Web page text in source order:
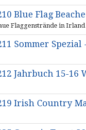
Blue Flag
Flaggenstrände in Irland
Sommer
Jahrbuch 15-
Irish Country